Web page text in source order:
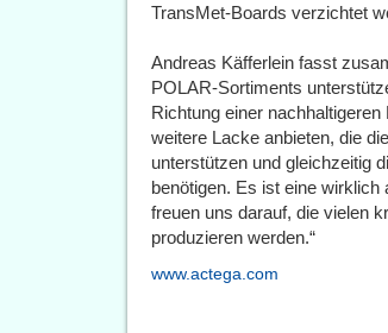
TransMet-Boards verzichtet
Andreas Käfferlein fasst
POLAR-Sortiments
Richtung einer
weitere Lacke anbieten, die
unterstützen und gleichzeitig
benötigen. Es ist eine
freuen uns darauf, die vielen
produzieren werden.“
www.actega.com